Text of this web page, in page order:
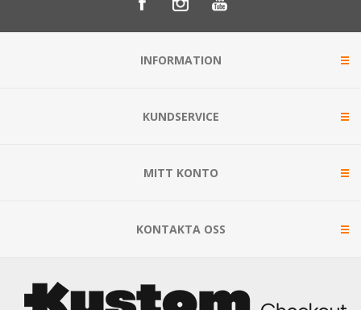
INFORMATION
KUNDSERVICE
MITT KONTO
KONTAKTA OSS